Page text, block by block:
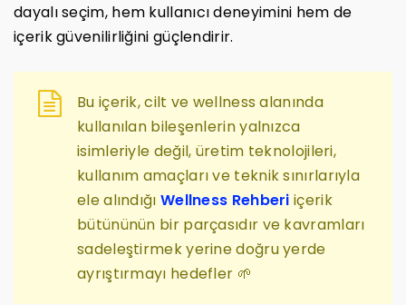
dayalı seçim, hem kullanıcı deneyimini hem de
içerik güvenilirliğini güçlendirir.
Bu içerik, cilt ve wellness alanında
kullanılan bileşenlerin yalnızca
isimleriyle değil, üretim teknolojileri,
kullanım amaçları ve teknik sınırlarıyla
ele alındığı Wellness Rehberi içerik
bütününün bir parçasıdır ve kavramları
sadeleştirmek yerine doğru yerde
ayrıştırmayı hedefler 🌱